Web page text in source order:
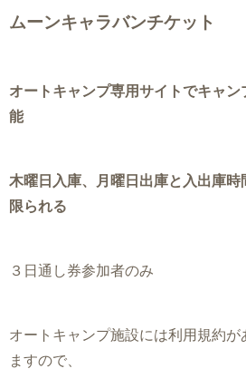
ムーンキャラバンチケット
オートキャンプ専用サイトでキャン
能
木曜日入庫、月曜日出庫と入出庫時
限られる
３日通し券参加者のみ
オートキャンプ施設には利用規約が
ますので、